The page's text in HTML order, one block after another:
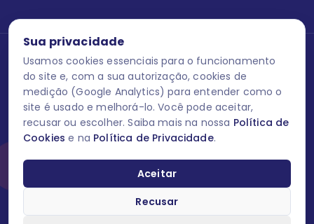
Sua privacidade
Usamos cookies essenciais para o funcionamento
do site e, com a sua autorização, cookies de
medição (Google Analytics) para entender como o
site é usado e melhorá-lo. Você pode aceitar,
recusar ou escolher. Saiba mais na nossa Política de
Cookies e na Política de Privacidade.
Aceitar
Recusar
Se estiver no programa semprecuidando, comunique aquiuma
reação adversa com os produtos Servier. Este site contém
informações para o público leigo e para os profissionais de saúde
do Brasil habilitados a prescrever medicamentos. M-AS ONE-BR-
202606-00013 / Agosto 2026.
O laboratório Servier do Brasil respeita os seus dados! Caso deseje
dados pessoais você pode fazê-lo a qualquer momento entrando
em contato através do site www.semprecuidando.com.br na opção
fale conosco.